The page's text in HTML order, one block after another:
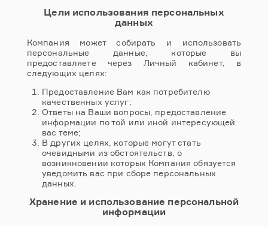
Цели использования персональных
данных
Компания может собирать и использовать
персональные данные, которые вы
предоставляете через Личный кабинет, в
следующих целях:
Предоставление Вам как потребителю
качественных услуг;
Ответы на Ваши вопросы, предоставление
информации по той или иной интересующей
вас теме;
В других целях, которые могут стать
очевидными из обстоятельств, о
возникновении которых Компания обязуется
уведомить вас при сборе персональных
данных.
Хранение и использование персональной
информации